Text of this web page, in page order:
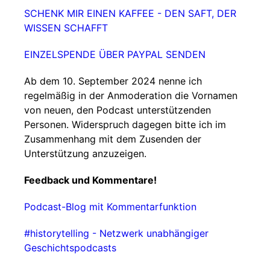
SCHENK MIR EINEN KAFFEE - DEN SAFT, DER
WISSEN SCHAFFT
EINZELSPENDE ÜBER PAYPAL SENDEN
Ab dem 10. September 2024 nenne ich
regelmäßig in der Anmoderation die Vornamen
von neuen, den Podcast unterstützenden
Personen. Widerspruch dagegen bitte ich im
Zusammenhang mit dem Zusenden der
Unterstützung anzuzeigen.
Feedback und Kommentare!
Podcast-Blog mit Kommentarfunktion
#historytelling - Netzwerk unabhängiger
Geschichtspodcasts